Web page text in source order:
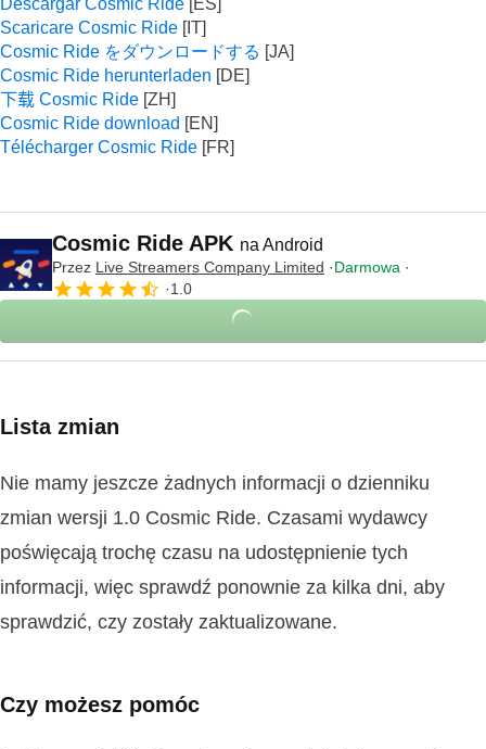
Descargar Cosmic Ride
Scaricare Cosmic Ride
Cosmic Ride をダウンロードする
Cosmic Ride herunterladen
下载 Cosmic Ride
Cosmic Ride download
Télécharger Cosmic Ride
Cosmic Ride APK na Android
Przez Live Streamers Company Limited
Darmowa
1.0
Lista zmian
Nie mamy jeszcze żadnych informacji o dzienniku
zmian wersji 1.0 Cosmic Ride. Czasami wydawcy
poświęcają trochę czasu na udostępnienie tych
informacji, więc sprawdź ponownie za kilka dni, aby
sprawdzić, czy zostały zaktualizowane.
Czy możesz pomóc